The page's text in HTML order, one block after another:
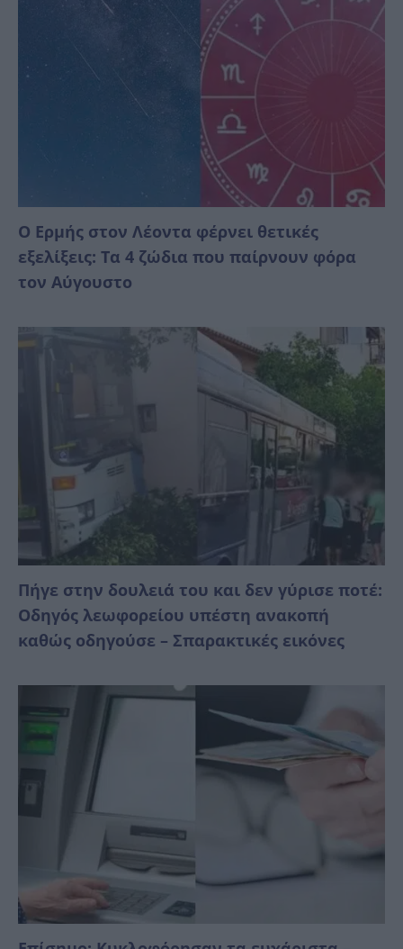
Ο Ερμής στον Λέοντα φέρνει θετικές
εξελίξεις: Τα 4 ζώδια που παίρνουν φόρα
τον Αύγουστο
Πήγε στην δουλειά του και δεν γύρισε ποτέ:
Οδηγός λεωφορείου υπέστη ανακοπή
καθώς οδηγούσε – Σπαρακτικές εικόνες